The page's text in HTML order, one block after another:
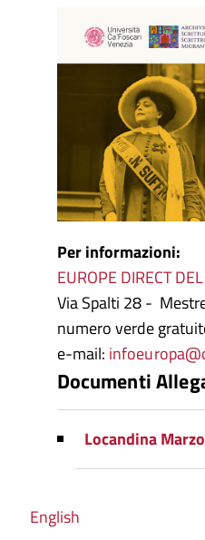
Per informazioni:
EUROPE DIRECT
Via Spalti 28 -
numero verde
e-mail:
Documenti
Locandina
English